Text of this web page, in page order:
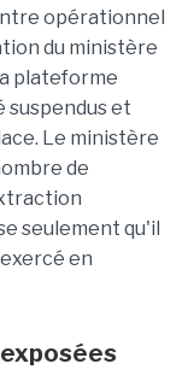
opérationnel
du ministère
plateforme
et
Le ministère
de
seulement qu'il
en